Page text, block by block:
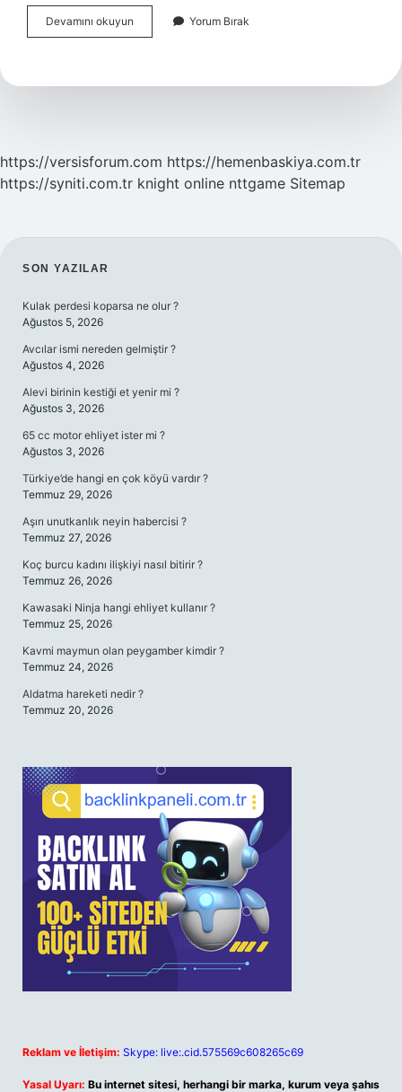
Devamını okuyun Karıncaezmez
Nasıl
Yorum Bırak
https://versisforum.com https://hemenbaskiya.com.tr
https://syniti.com.tr knight online nttgame Sitemap
SIDEBAR
SON YAZILAR
Kulak perdesi koparsa ne olur ?
Ağustos 5, 2026
Avcılar ismi nereden gelmiştir ?
Ağustos 4, 2026
Alevi birinin kestiği et yenir mi ?
Ağustos 3, 2026
65 cc motor ehliyet ister mi ?
Ağustos 3, 2026
Türkiye’de hangi en çok köyü vardır ?
Temmuz 29, 2026
Aşırı unutkanlık neyin habercisi ?
Temmuz 27, 2026
Koç burcu kadını ilişkiyi nasıl bitirir ?
Temmuz 26, 2026
Kawasaki Ninja hangi ehliyet kullanır ?
Temmuz 25, 2026
Kavmi maymun olan peygamber kimdir ?
Temmuz 24, 2026
Aldatma hareketi nedir ?
Temmuz 20, 2026
Reklam ve İletişim: Skype: live:.cid.575569c608265c69
Yasal Uyarı: Bu internet sitesi, herhangi bir marka, kurum veya şahıs